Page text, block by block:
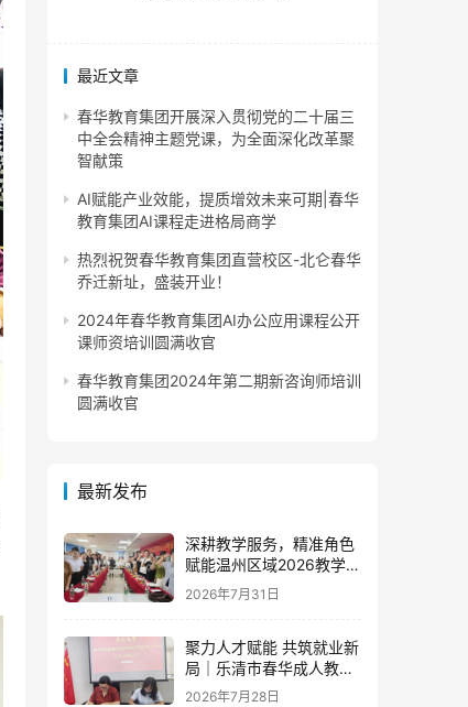
最近文章
春华教育集团开展深入贯彻党的二十届三
中全会精神主题党课，为全面深化改革聚
智献策
AI赋能产业效能，提质增效未来可期|春华
教育集团AI课程走进格局商学
热烈祝贺春华教育集团直营校区-北仑春华
乔迁新址，盛装开业！
2024年春华教育集团AI办公应用课程公开
课师资培训圆满收官
春华教育集团2024年第二期新咨询师培训
圆满收官
最新发布
深耕教学服务，精准角色
赋能温州区域2026教学团
队半年度工作会议顺利召
2026年7月31日
聚力人才赋能 共筑就业新
局｜乐清市春华成人教育
学校与省级示范零工市场
2026年7月28日